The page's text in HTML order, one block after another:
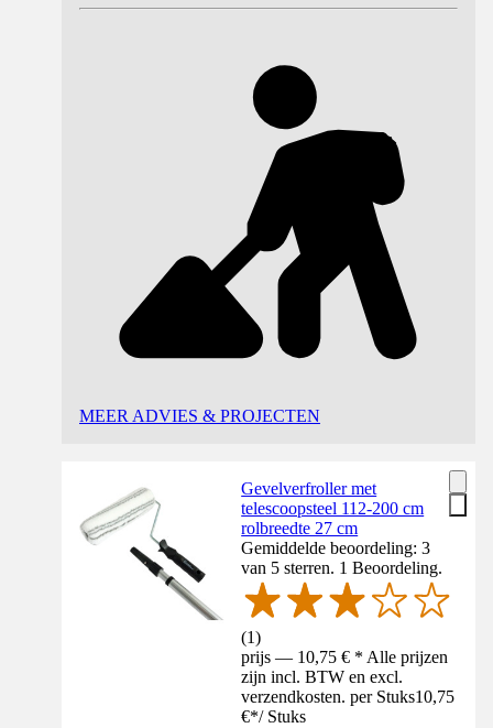
MEER ADVIES & PROJECTEN
Gevelverfroller met
telescoopsteel 112-200 cm
rolbreedte 27 cm
Gemiddelde beoordeling: 3
van 5 sterren. 1 Beoordeling.
(1)
prijs — 10,75 € * Alle prijzen
zijn incl. BTW en excl.
verzendkosten. per Stuks10,75
€*/ Stuks